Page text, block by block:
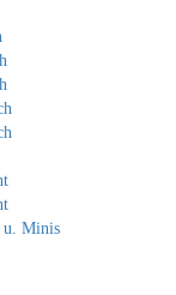
u. Minis